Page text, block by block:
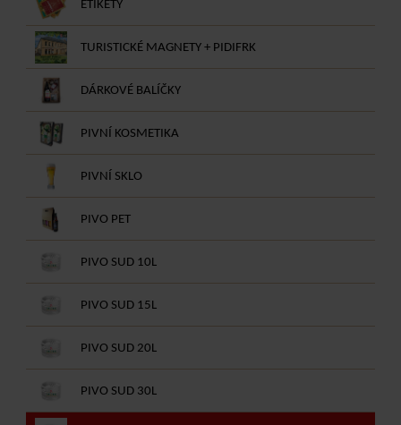
ETIKETY
TURISTICKÉ MAGNETY + PIDIFRK
DÁRKOVÉ BALÍČKY
PIVNÍ KOSMETIKA
PIVNÍ SKLO
PIVO PET
PIVO SUD 10L
PIVO SUD 15L
PIVO SUD 20L
PIVO SUD 30L